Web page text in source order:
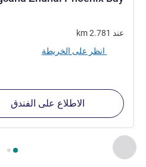
السابق - منشآتنا الأخرى القريبة
الصفحة
عند km2.781
الاطلاع على الفندق